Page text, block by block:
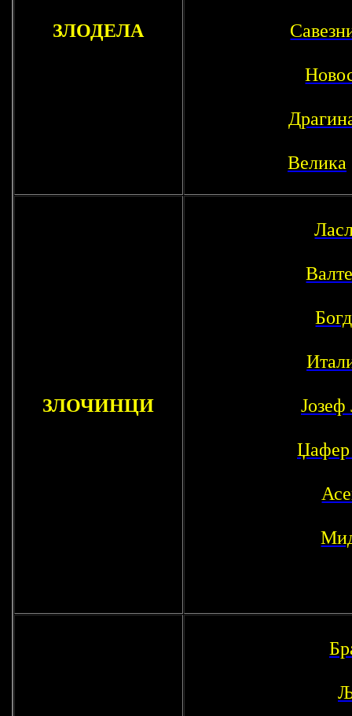
ЗЛОДЕЛА
Велика
ЗЛОЧИНЦИ
Јозеф